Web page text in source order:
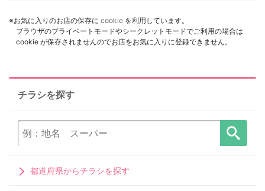
※お気に入りのお店の保存に cookie を利用しています。
ブラウザのプライベートモードやシークレットモードでご利用の場合は
cookie が保存されませんのでお店をお気に入りに登録できません。
チラシを探す
都道府県からチラシを探す